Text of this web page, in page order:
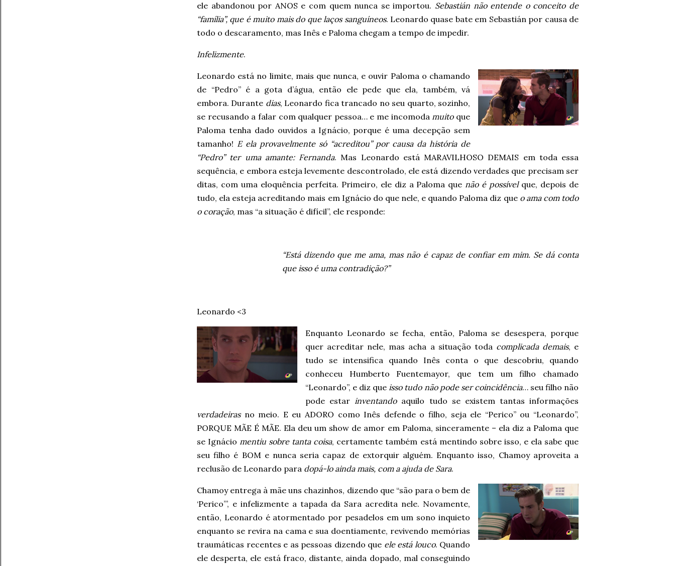
ele abandonou por ANOS e com quem nunca se importou. Sebastián não entende o conceito de
“família”, que é muito mais do que laços sanguíneos. Leonardo quase bate em Sebastián por causa de
todo o descaramento, mas Inês e Paloma chegam a tempo de impedir.
Infelizmente.
Leonardo está no limite, mais que nunca, e ouvir Paloma o chamando
de “Pedro” é a gota d’água, então ele pede que ela, também, vá
embora. Durante dias, Leonardo fica trancado no seu quarto, sozinho,
se recusando a falar com qualquer pessoa… e me incomodamuitoque
Paloma tenha dado ouvidos a Ignácio, porque é uma decepção sem
tamanho! E ela provavelmente só “acreditou” por causa da história de
“Pedro” ter uma amante: Fernanda. Mas Leonardo está MARAVILHOSO DEMAIS em toda essa
sequência, e embora esteja levemente descontrolado, ele está dizendo verdades que precisam ser
ditas, com uma eloquência perfeita. Primeiro, ele diz a Paloma quenão é possívelque, depois de
tudo, ela esteja acreditando mais em Ignácio do que nele, e quando Paloma diz que o ama com todo
o coração, mas “a situação é difícil”, ele responde:
“Está dizendo que me ama, mas não é capaz de confiar em mim. Se dá conta
que isso é uma contradição?”
Leonardo <3
Enquanto Leonardo se fecha, então, Paloma se desespera, porque
quer acreditar nele, mas acha a situação toda complicada demais, e
tudo se intensifica quando Inês conta o que descobriu, quando
conheceu Humberto Fuentemayor, que tem um filho chamado
“Leonardo”, e diz queisso tudo não pode ser coincidência… seu filho não
pode estarinventandoaquilo tudo se existem tantas informações
verdadeirasno meio. E eu ADORO como Inês defende o filho, seja ele “Perico” ou “Leonardo”,
PORQUE MÃE É MÃE. Ela deu um show de amor em Paloma, sinceramente – ela diz a Paloma que
se Ignáciomentiu sobre tanta coisa, certamente também está mentindo sobre isso, e ela sabe que
seu filho é BOM e nunca seria capaz de extorquir alguém. Enquanto isso, Chamoy aproveita a
reclusão de Leonardo para dopá-lo ainda mais, com a ajuda de Sara.
Chamoy entrega à mãe uns chazinhos, dizendo que “são para o bem de
‘Perico’”, e infelizmente a tapada da Sara acredita nele. Novamente,
então, Leonardo é atormentado por pesadelos em um sono inquieto
enquanto se revira na cama e sua doentiamente, revivendo memórias
traumáticas recentes e as pessoas dizendo que ele está louco. Quando
ele desperta, ele está fraco, distante, ainda dopado, mal conseguindo